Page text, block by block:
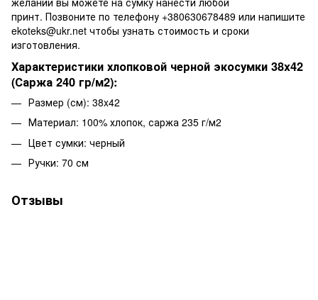
принт. Позвоните по телефону +380630678489 или напишите
ekoteks@ukr.net чтобы узнать стоимость и сроки
изготовления.
Характеристики хлопковой черной экосумки 38x42
(Саржа 240 гр/м2):
Размер (см): 38x42
Материал: 100% хлопок, саржа 235 г/м2
Цвет сумки: черный
Ручки: 70 см
Отзывы